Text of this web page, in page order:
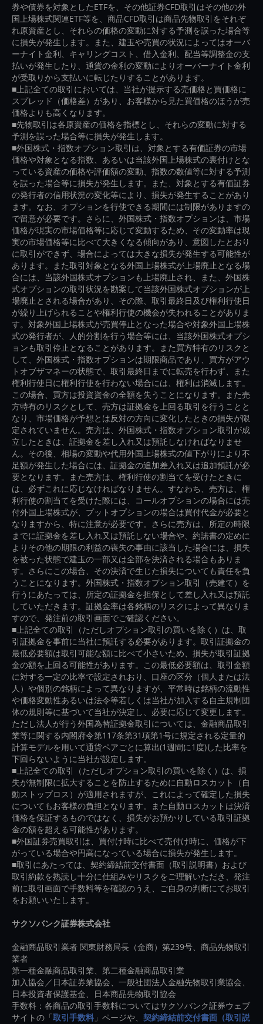
券や債券を対象としたETFを、その他証券CFD取引はその他の外
国上場株式関連ETF等を、商品CFD取引は商品先物取引をそれぞ
れ原資産とし、それらの価格の変動に対する予測を誤った場合等
に損失が発生します。また、建玉や売買の状況によってはオーバ
ーナイト金利、キャリングコスト、借入金利、配当等調整金の支
払いが発生したり、通貨の金利の変動によりオーバーナイト金利
が受取りから支払いに転じたりすることがあります。
■上記全ての取引においては、当社が提示する売価格と買価格に
スプレッド（価格差）があり、お客様から見た買価格のほうが売
価格よりも高くなります。
■先物取引は各原資産の価格を指標とし、それらの変動に対する
予測を誤った場合等に損失が発生します。
■外国株式・指数オプション取引は、対象とする有価証券の市場
価格や対象となる指数、あるいは当該外国上場株式の裏付けとな
っている資産の価格や評価額の変動、指数の数値等に対する予測
を誤った場合等に損失が発生します。また、対象とする有価証券
の発行者の信用状況の変化等により、損失が発生することがあり
ます。なお、オプションを行使できる期間には制限がありますの
で留意が必要です。さらに、外国株式・指数オプションは、市場
価格が現実の市場価格等に応じて変動するため、その変動率は現
実の市場価格等に比べて大きくなる傾向があり、意図したとおり
に取引ができず、場合によっては大きな損失が発生する可能性が
あります。また取引対象となる外国上場株式が上場廃止となる場
合には、当該外国株式オプションも上場廃止され、また、外国株
式オプションの取引状況を勘案して当該外国株式オプションが上
場廃止とされる場合があり、その際、取引最終日及び権利行使日
が繰り上げられることや権利行使の機会が失われることがありま
す。対象外国上場株式が売買停止となった場合や対象外国上場株
式の発行者が、人的分割を行う場合等には、当該外国株式オプシ
ョンも取引停止となることがあります。また買方特有のリスクと
して、外国株式・指数オプションは期限商品であり、買方がアウ
トオブザマネーの状態で、取引最終日までに転売を行わず、また
権利行使日に権利行使を行わない場合には、権利は消滅します。
この場合、買方は投資資金の全額を失うことになります。また売
方特有のリスクとして、売方は証拠金を上回る取引を行うことと
なり、市場価格が予想とは反対の方向に変化したときの損失が限
定されていません。売方は、外国株式・指数オプション取引が成
立したときは、証拠金を差し入れ又は預託しなければなりませ
ん。その後、相場の変動や代用外国上場株式の値下がりにより不
足額が発生した場合には、証拠金の追加差入れ又は追加預託が必
要となります。また売方は、権利行使の割当てを受けたときに
は、必ずこれに応じなければなりません。すなわち、売方は、権
利行使の割当てを受けた際には、コールオプションの場合には売
付外国上場株式が、プットオプションの場合は買付代金が必要と
なりますから、特に注意が必要です。さらに売方は、所定の時限
までに証拠金を差し入れ又は預託しない場合や、約諾書の定めに
よりその他の期限の利益の喪失の事由に該当した場合には、損失
を被った状態で建玉の一部又は全部を決済される場合もありま
す。さらにこの場合、その決済で生じた損失についても責任を負
うことになります。外国株式・指数オプション取引（売建て）を
行うにあたっては、所定の証拠金を担保として差し入れ又は預託
していただきます。証拠金率は各銘柄のリスクによって異なりま
すので、発注前の取引画面でご確認ください。
■上記全ての取引（ただしオプション取引の買いを除く）は、取
引証拠金を事前に当社に預託する必要があります。取引証拠金の
最低必要額は取引可能な額に比べて小さいため、損失が取引証拠
金の額を上回る可能性があります。この最低必要額は、取引金額
に対する一定の比率で設定されおり、口座の区分（個人または法
人）や個別の銘柄によって異なりますが、平常時は銘柄の流動性
や価格変動性あるいは法令等若しくは当社が加入する自主規制団
体の規則等に基づいて当社が決定し、必要に応じて変更します。
ただし法人が行う外国為替証拠金取引については、金融商品取引
業等に関する内閣府令第117条第31項第1号に規定される定量的
計算モデルを用いて通貨ペアごとに算出(1週間に1度)した比率を
下回らないように当社が設定します。
■上記全ての取引（ただしオプション取引の買いを除く）は、損
失が無制限に拡大することを防止するために自動ロスカット（自
動ストップロス）が適用されますが、これによって確定した損失
についてもお客様の負担となります。また自動ロスカットは決済
価格を保証するものではなく、損失がお預かりしている取引証拠
金の額を超える可能性があります。
■外国証券売買取引は、買付け時に比べて売付け時に、価格が下
がっている場合や円高になっている場合に損失が発生します。
■取引にあたっては、契約締結前交付書面（取引説明書）および
取引約款を熟読し十分に仕組みやリスクをご理解いただき、発注
前に取引画面で手数料等を確認のうえ、ご自身の判断にてお取引
をお願いいたします。
サクソバンク証券株式会社
金融商品取引業者 関東財務局長（金商）第239号、商品先物取引
業者
第一種金融商品取引業、第二種金融商品取引業
加入協会／日本証券業協会、一般社団法人金融先物取引業協会、
日本投資者保護基金、日本商品先物取引協会
手数料：各商品の取引手数料についてはサクソバンク証券ウェブ
サイトの「取引手数料 」ページや、 契約締結前交付書面（取引説